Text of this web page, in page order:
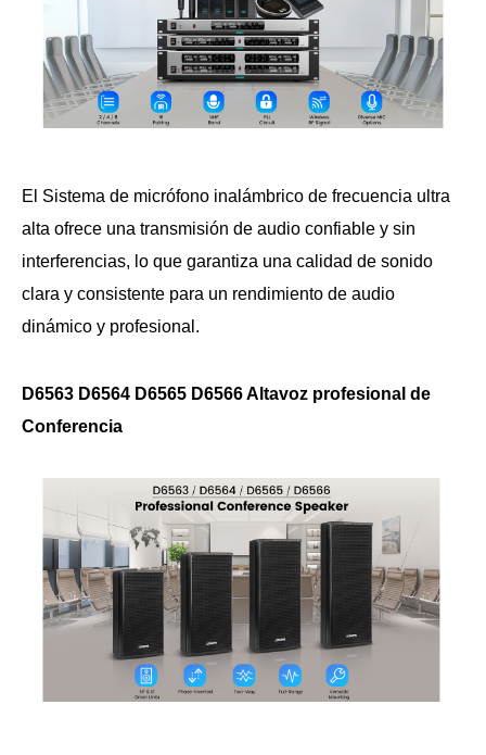
El Sistema de micrófono inalámbrico de frecuencia ultra
alta ofrece una transmisión de audio confiable y sin
interferencias, lo que garantiza una calidad de sonido
clara y consistente para un rendimiento de audio
dinámico y profesional.
D6563 D6564 D6565 D6566 Altavoz profesional de
Conferencia